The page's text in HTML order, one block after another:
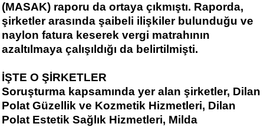
(MASAK) raporu da ortaya çıkmıştı. Raporda,
şirketler arasında şaibeli ilişkiler bulunduğu ve
naylon fatura keserek vergi matrahının
azaltılmaya çalışıldığı da belirtilmişti.
İŞTE O ŞİRKETLER
Soruşturma kapsamında yer alan şirketler, Dilan
Polat Güzellik ve Kozmetik Hizmetleri, Dilan
Polat Estetik Sağlık Hizmetleri, Milda